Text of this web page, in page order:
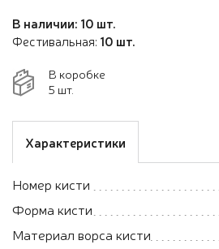
В наличии: 10 шт.
Фестивальная: 10 шт.
В коробке
5 шт.
Характеристики
Номер кисти
Форма кисти
Материал ворса кисти